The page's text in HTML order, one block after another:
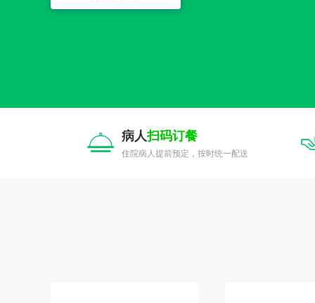
病人扫码订餐
住院病人提前预定，按时统一配送